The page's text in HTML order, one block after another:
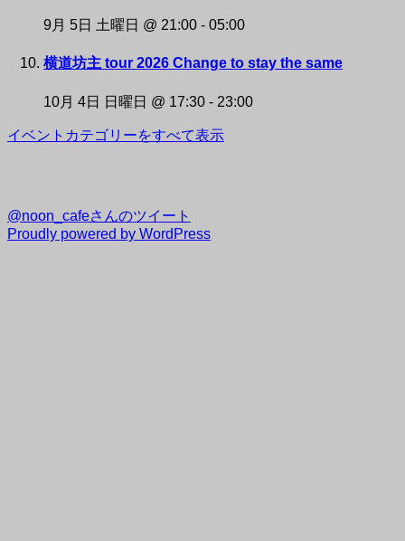
9月 5日 土曜日 @ 21:00 - 05:00
横道坊主 tour 2026 Change to stay the same
10月 4日 日曜日 @ 17:30 - 23:00
イベントカテゴリーをすべて表示
@noon_cafeさんのツイート
Proudly powered by WordPress